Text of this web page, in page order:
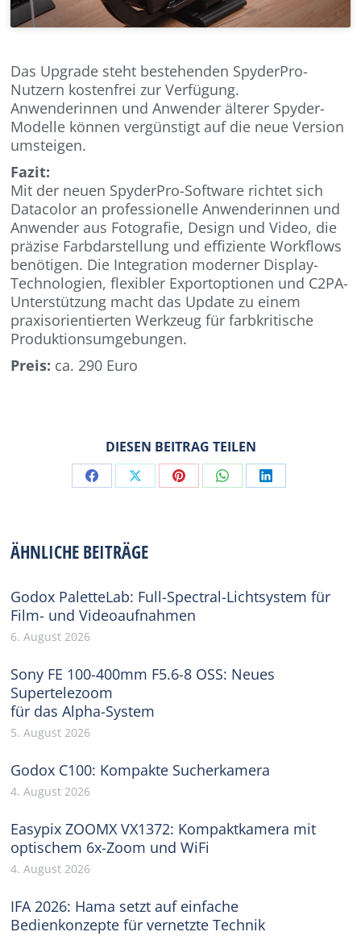
Das Upgrade steht bestehenden SpyderPro-
Nutzern kostenfrei zur Verfügung.
Anwenderinnen und Anwender älterer Spyder-
Modelle können vergünstigt auf die neue Version
umsteigen.
Fazit:
Mit der neuen SpyderPro-Software richtet sich
Datacolor an professionelle Anwenderinnen und
Anwender aus Fotografie, Design und Video, die
präzise Farbdarstellung und effiziente Workflows
benötigen. Die Integration moderner Display-
Technologien, flexibler Exportoptionen und C2PA-
Unterstützung macht das Update zu einem
praxisorientierten Werkzeug für farbkritische
Produktionsumgebungen.
Preis: ca. 290 Euro
DIESEN BEITRAG TEILEN
Share Share Share Share Share
ÄHNLICHE BEITRÄGE
Godox PaletteLab: Full-Spectral-Lichtsystem für
Film- und Videoaufnahmen
6. August 2026
Sony FE 100-400mm F5.6-8 OSS: Neues
Supertelezoom
für das Alpha-System
5. August 2026
Godox C100: Kompakte Sucherkamera
4. August 2026
Easypix ZOOMX VX1372: Kompaktkamera mit
optischem 6x-Zoom und WiFi
4. August 2026
IFA 2026: Hama setzt auf einfache
Bedienkonzepte für vernetzte Technik